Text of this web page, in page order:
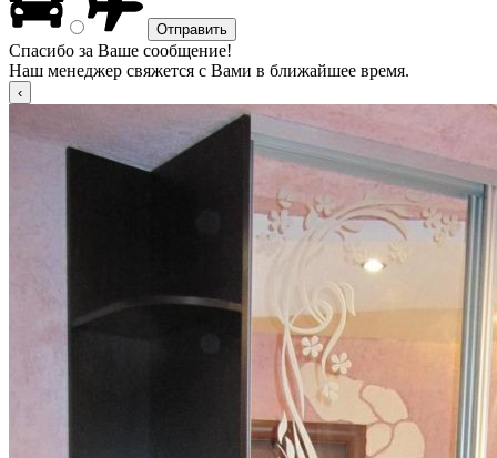
Спасибо за Ваше сообщение!
Наш менеджер свяжется с Вами в ближайшее время.